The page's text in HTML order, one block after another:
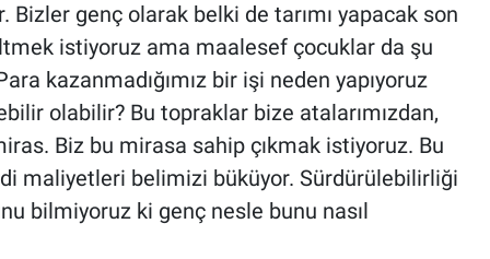
genç olarak belki de tarımı yapacak son
istiyoruz ama maalesef çocuklar da şu
kazanmadığımız bir işi neden yapıyoruz
olabilir? Bu topraklar bize atalarımızdan,
Biz bu mirasa sahip çıkmak istiyoruz. Bu
maliyetleri belimizi büküyor. Sürdürülebilirliği
bilmiyoruz ki genç nesle bunu nasıl